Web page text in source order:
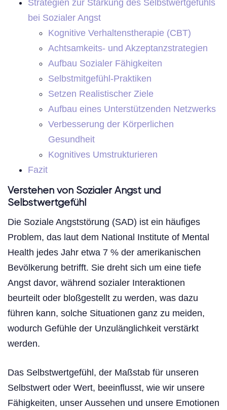
Strategien zur Stärkung des Selbstwertgefühls
bei Sozialer Angst
Kognitive Verhaltenstherapie (CBT)
Achtsamkeits- und Akzeptanzstrategien
Aufbau Sozialer Fähigkeiten
Selbstmitgefühl-Praktiken
Setzen Realistischer Ziele
Aufbau eines Unterstützenden Netzwerks
Verbesserung der Körperlichen
Gesundheit
Kognitives Umstrukturieren
Fazit
Verstehen von Sozialer Angst und
Selbstwertgefühl
Die Soziale Angststörung (SAD) ist ein häufiges
Problem, das laut dem National Institute of Mental
Health jedes Jahr etwa 7 % der amerikanischen
Bevölkerung betrifft. Sie dreht sich um eine tiefe
Angst davor, während sozialer Interaktionen
beurteilt oder bloßgestellt zu werden, was dazu
führen kann, solche Situationen ganz zu meiden,
wodurch Gefühle der Unzulänglichkeit verstärkt
werden.
Das Selbstwertgefühl, der Maßstab für unseren
Selbstwert oder Wert, beeinflusst, wie wir unsere
Fähigkeiten, unser Aussehen und unsere Emotionen